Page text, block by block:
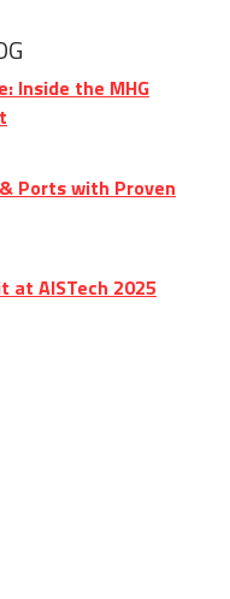
Inside the MHG
Ports with Proven
at AISTech 2025